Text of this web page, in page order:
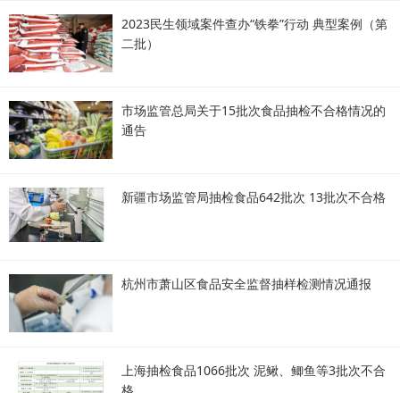
2023民生领域案件查办“铁拳”行动 典型案例（第
二批）
市场监管总局关于15批次食品抽检不合格情况的
通告
新疆市场监管局抽检食品642批次 13批次不合格
杭州市萧山区食品安全监督抽样检测情况通报
上海抽检食品1066批次 泥鳅、鲫鱼等3批次不合